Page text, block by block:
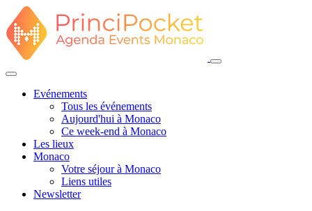
Evénements
Tous les événements
Aujourd'hui à Monaco
Ce week-end à Monaco
Les lieux
Monaco
Votre séjour à Monaco
Liens utiles
Newsletter